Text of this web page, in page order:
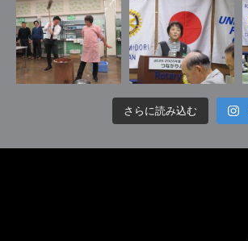
さらに読み込む